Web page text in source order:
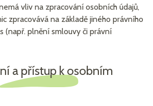
vliv na zpracování osobních údajů,
zpracovává na základě jiného právního
(např. plnění smlouvy či právní
a přístup k osobním